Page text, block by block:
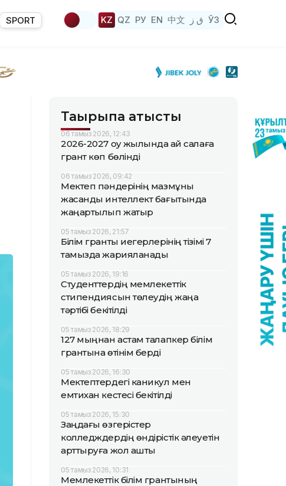
SPORT KZ QZ РУ EN 中文 ق ز ЎЗ
Тақырыпқа қатысты
06 тамыз 2026, 12:43
2026-2027 оқу жылында қай салаға
грант көп бөлінді
06 тамыз 2026, 09:42
Мектеп пәндерінің мазмұны
жасанды интеллект бағытында
жаңартылып жатыр
05 тамыз 2026, 21:57
Білім гранты иегерлерінің тізімі 7
тамызда жарияланады
05 тамыз 2026, 19:16
Студенттердің мемлекеттік
стипендиясын төлеудің жаңа
тәртібі бекітілді
05 тамыз 2026, 18:29
127 мыңнан астам талапкер білім
грантына өтінім берді
05 тамыз 2026, 16:30
Мектептердегі каникул мен
емтихан кестесі бекітілді
05 тамыз 2026, 15:30
Заңдағы өзгерістер
колледждердің өндірістік әлеуетін
арттыруға жол ашты
05 тамыз 2026, 10:31
Мемлекеттік білім грантының